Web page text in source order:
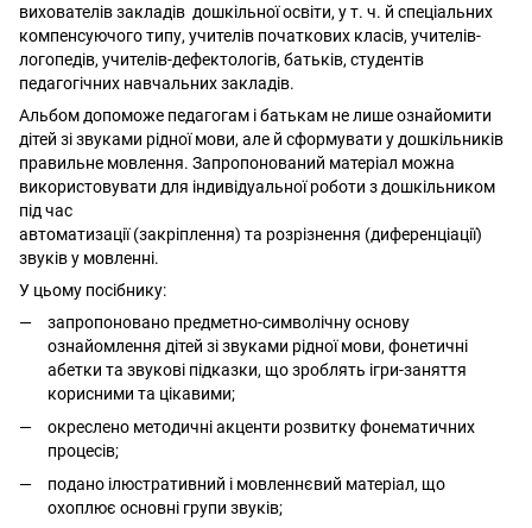
вихователів закладів дошкільної освіти, у т. ч. й спеціальних
компенсуючого типу, учителів початкових класів, учителів-
логопедів, учителів-дефектологів, батьків, студентів
педагогічних навчальних закладів.
Альбом допоможе педагогам і батькам не лише ознайомити
дітей зі звуками рідної мови, але й сформувати у дошкільників
правильне мовлення. Запропонований матеріал можна
використовувати для індивідуальної роботи з дошкільником
під час
автоматизації (закріплення) та розрізнення (диференціації)
звуків у мовленні.
У цьому посібнику:
запропоновано предметно-символічну основу
ознайомлення дітей зі звуками рідної мови, фонетичні
абетки та звукові підказки, що зроблять ігри-заняття
корисними та цікавими;
окреслено методичні акценти розвитку фонематичних
процесів;
подано ілюстративний і мовленнєвий матеріал, що
охоплює основні групи звуків;